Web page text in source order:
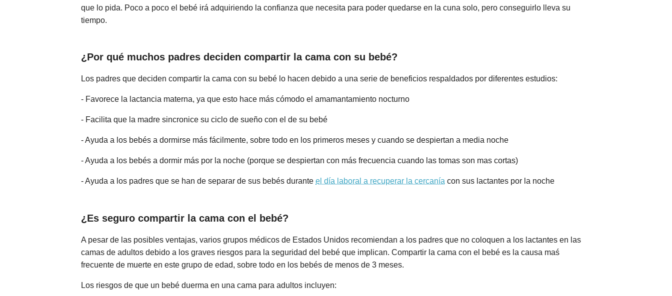
que lo pida. Poco a poco el bebé irá adquiriendo la confianza que necesita para poder quedarse en la cuna solo, pero conseguirlo lleva su
tiempo.
¿Por qué muchos padres deciden compartir la cama con su bebé?
Los padres que deciden compartir la cama con su bebé lo hacen debido a una serie de beneficios respaldados por diferentes estudios:
- Favorece la lactancia materna, ya que esto hace más cómodo el amamantamiento nocturno
- Facilita que la madre sincronice su ciclo de sueño con el de su bebé
- Ayuda a los bebés a dormirse más fácilmente, sobre todo en los primeros meses y cuando se despiertan a media noche
- Ayuda a los bebés a dormir más por la noche (porque se despiertan con más frecuencia cuando las tomas son mas cortas)
- Ayuda a los padres que se han de separar de sus bebés durante el día laboral a recuperar la cercanía con sus lactantes por la noche
¿Es seguro compartir la cama con el bebé?
A pesar de las posibles ventajas, varios grupos médicos de Estados Unidos recomiendan a los padres que no coloquen a los lactantes en las
camas de adultos debido a los graves riesgos para la seguridad del bebé que implican. Compartir la cama con el bebé es la causa maś
frecuente de muerte en este grupo de edad, sobre todo en los bebés de menos de 3 meses.
Los riesgos de que un bebé duerma en una cama para adultos incluyen: